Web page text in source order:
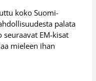
koko Suomi-
palata
seuraavat EM-kisat
mieleen ihan